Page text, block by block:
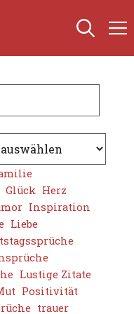
Glück Herz
Inspiration
Liebe
Lustige Zitate
Positivität
trauer